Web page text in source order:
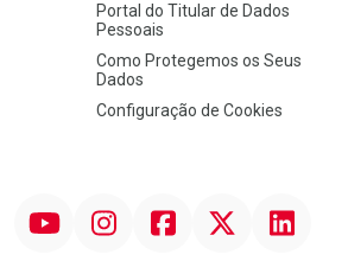
Portal do Titular de Dados
Pessoais
Como Protegemos os Seus
Dados
Configuração de Cookies
InstagramFacebookTwitter Linkedin